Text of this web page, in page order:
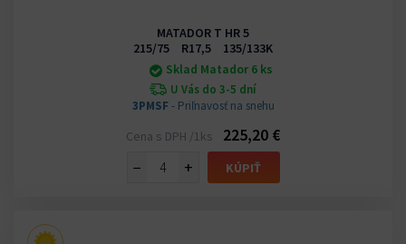
MATADOR T HR 5
215/75 R17,5 135/133K
Sklad Matador 6 ks
U Vás do 3-5 dní
3PMSF- Priľnavosť na snehu
Cena s DPH /1ks
225,20 €
−
+ KÚPIŤ